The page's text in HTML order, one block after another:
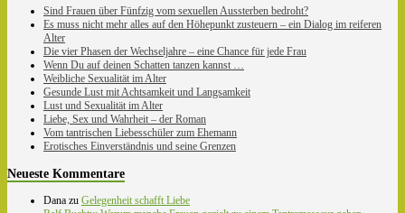
Sind Frauen über Fünfzig vom sexuellen Aussterben bedroht?
Es muss nicht mehr alles auf den Höhepunkt zusteuern – ein Dialog im reiferen
Alter
Die vier Phasen der Wechseljahre – eine Chance für jede Frau
Wenn Du auf deinen Schatten tanzen kannst …
Weibliche Sexualität im Alter
Gesunde Lust mit Achtsamkeit und Langsamkeit
Lust und Sexualität im Alter
Liebe, Sex und Wahrheit – der Roman
Vom tantrischen Liebesschüler zum Ehemann
Erotisches Einverständnis und seine Grenzen
Neueste Kommentare
Dana zu Gelegenheit schafft Liebe